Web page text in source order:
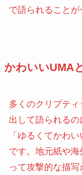
で語られることが
かわいいUMA
多くのクリプテ
出して語られる
「ゆるくてかわ
です。地元紙や
って攻撃的な描